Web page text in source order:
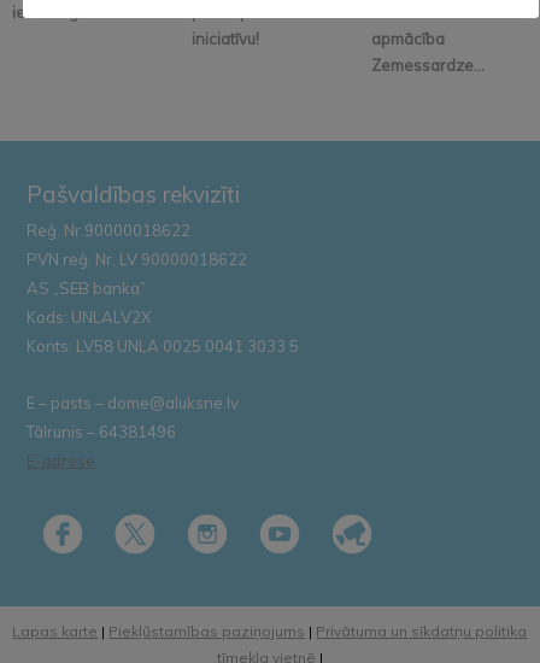
ielas segumu
iniciatīvu!
apmācība
Zemessardze...
Pašvaldības rekvizīti
Reģ. Nr.90000018622
PVN reģ. Nr. LV 90000018622
AS „SEB banka”
Kods: UNLALV2X
Konts: LV58 UNLA 0025 0041 3033 5
E – pasts – dome@aluksne.lv
Tālrunis – 64381496
E-adrese
Lapas karte | Piekļūstamības paziņojums | Privātuma un sīkdatņu politika
tīmekļa vietnē |